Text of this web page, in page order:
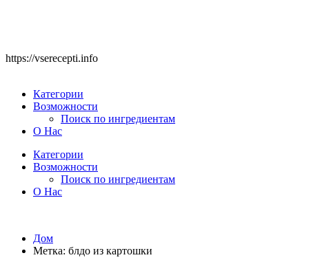
https://vserecepti.info
Категории
Возможности
Поиск по ингредиентам
О Нас
Категории
Возможности
Поиск по ингредиентам
О Нас
Дом
Метка: блдо из картошки